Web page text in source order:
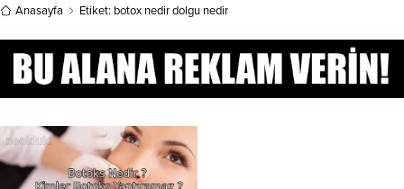
Anasayfa Etiket: botox nedir dolgu nedir